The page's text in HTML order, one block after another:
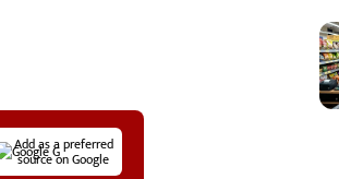
Add as a preferred
source on Google